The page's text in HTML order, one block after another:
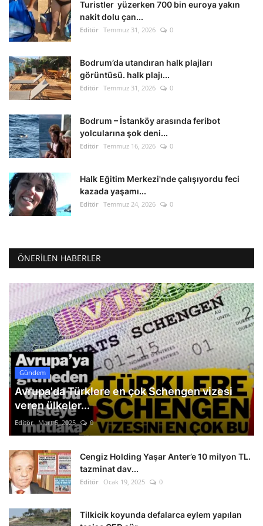
Turistler yüzerken 700 bin euroya yakın
nakit dolu çan...
Editör Temmuz 31, 2026 0
Bodrum’da utandıran halk plajları
görüntüsü. halk plajı...
Editör Temmuz 31, 2026 0
Bodrum – İstanköy arasında feribot
yolcularına şok deni...
Editör Temmuz 16, 2026 0
Halk Eğitim Merkezi'nde çalışıyordu feci
kazada yaşamı...
Editör Temmuz 24, 2026 0
ÖNERILEN HABERLER
Gündem
Avrupa'da Türklere en çok Schengen vizesi
veren ülkeler...
Editör Mart 5, 2025 0
Cengiz Holding Yaşar Anter’e 10 milyon TL.
tazminat dav...
Editör Ocak 19, 2025 0
Tilkicik koyunda defalarca eylem yapılan